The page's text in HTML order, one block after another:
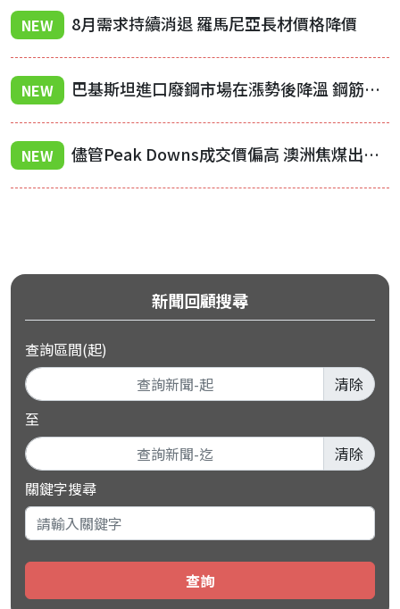
NEW 8月需求持續消退 羅馬尼亞長材價格降價
NEW 巴基斯坦進口廢鋼市場在漲勢後降溫 鋼筋廠調漲價格
NEW 儘管Peak Downs成交價偏高 澳洲焦煤出口價格仍持續承壓
新聞回顧搜尋
查詢區間(起)
清除
至
清除
關鍵字搜尋
查詢